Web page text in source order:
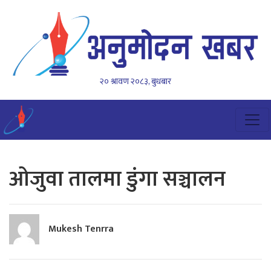
२० श्रावण २०८३, बुधबार
ओजुवा तालमा डुंगा सञ्चालन
Mukesh Tenrra